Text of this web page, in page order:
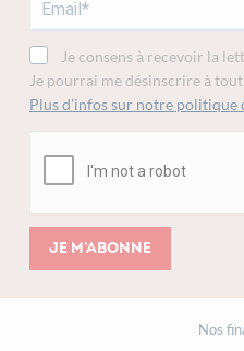
Je consens à recevoir la
Je pourrai me désinscrire à
Plus d’infos sur notre politique
Je m'abonne
Nos